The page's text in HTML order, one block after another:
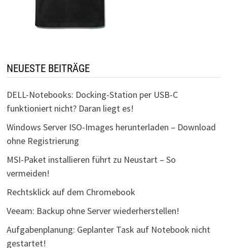
NEUESTE BEITRÄGE
DELL-Notebooks: Docking-Station per USB-C
funktioniert nicht? Daran liegt es!
Windows Server ISO-Images herunterladen – Download
ohne Registrierung
MSI-Paket installieren führt zu Neustart – So
vermeiden!
Rechtsklick auf dem Chromebook
Veeam: Backup ohne Server wiederherstellen!
Aufgabenplanung: Geplanter Task auf Notebook nicht
gestartet!